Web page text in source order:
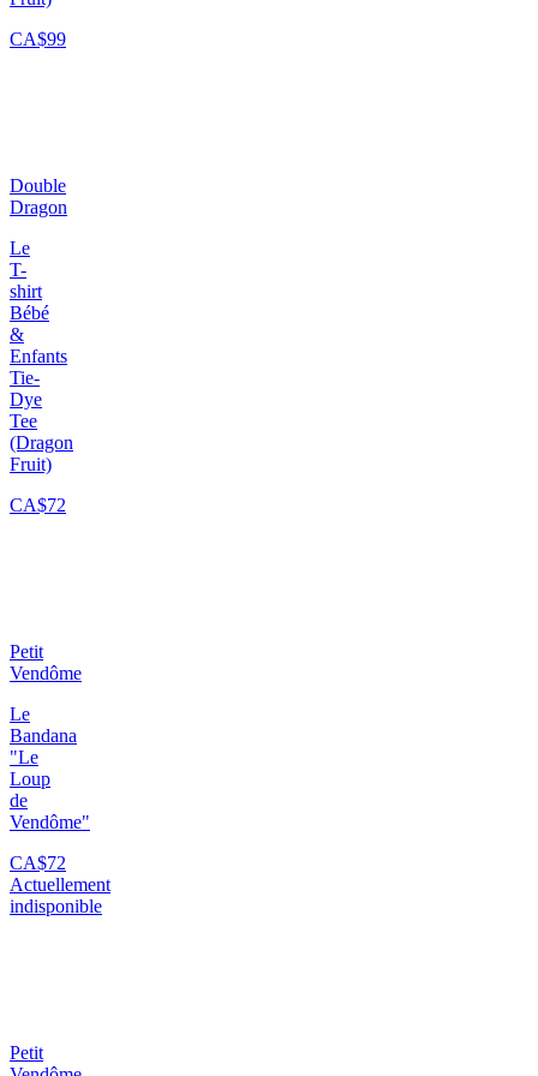
CA$99
Double
Dragon
Le
T-
shirt
Bébé
&
Enfants
Tie-
Dye
Tee
(Dragon
Fruit)
CA$72
Petit
Vendôme
Le
Bandana
"Le
Loup
de
Vendôme"
CA$72
Actuellement
indisponible
Petit